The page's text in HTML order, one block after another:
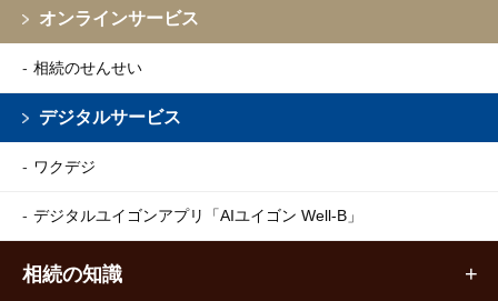
オンラインサービス
相続のせんせい
デジタルサービス
ワクデジ
デジタルユイゴンアプリ 「AIユイゴン Well-B」
相続の知識